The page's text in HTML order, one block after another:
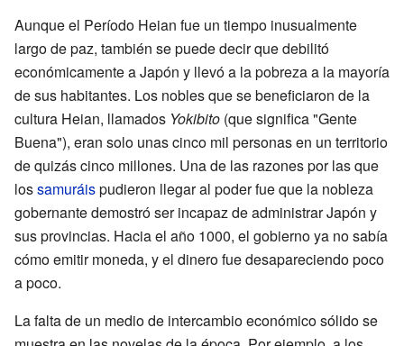
Aunque el Período Heian fue un tiempo inusualmente
largo de paz, también se puede decir que debilitó
económicamente a Japón y llevó a la pobreza a la mayoría
de sus habitantes. Los nobles que se beneficiaron de la
cultura Heian, llamados Yokibito (que significa "Gente
Buena"), eran solo unas cinco mil personas en un territorio
de quizás cinco millones. Una de las razones por las que
lossamuráispudieron llegar al poder fue que la nobleza
gobernante demostró ser incapaz de administrar Japón y
sus provincias. Hacia el año 1000, el gobierno ya no sabía
cómo emitir moneda, y el dinero fue desapareciendo poco
a poco.
La falta de un medio de intercambio económico sólido se